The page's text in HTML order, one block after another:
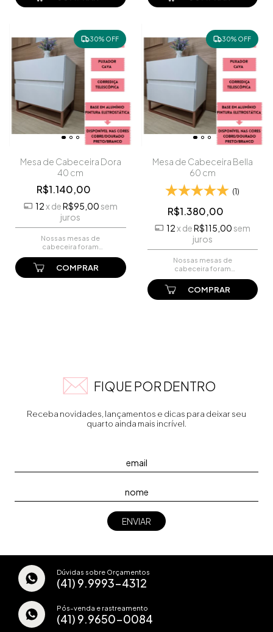
acabamento impecável em
acabamento impecável em
30% OFF
Mesa de Cabeceira Dora
40 cm
R$1.140,00
12xdeR$95,00 sem
juros
Nossas mesas de
cabeceira foram
um equilíbrio perfeito entre
estilo e utilidade. Com um
30% OFF
Mesa de Cabeceira Bella
60 cm
(1)
R$1.380,00
12xdeR$115,00 sem
juros
Nossas mesas de
cabeceira foram
um equilíbrio perfeito entre
estilo e utilidade. Com um
FIQUE POR DENTRO
Receba novidades, lançamentos e dicas para deixar seu
quarto ainda mais incrível.
Dúvidas sobre Orçamentos
(41) 9.9993-4312
Pós-venda e rastreamento
(41) 9.9650-0084